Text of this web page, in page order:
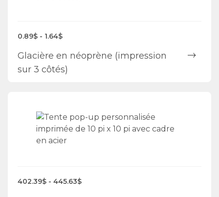
0.89$ - 1.64$
Glacière en néoprène (impression
sur 3 côtés)
402.39$ - 445.63$